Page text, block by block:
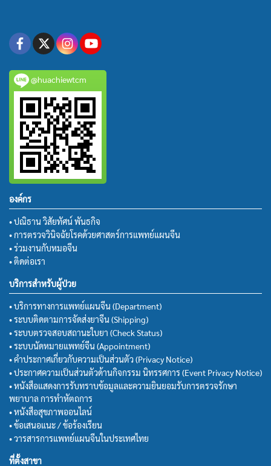
@huachiewtcm
องค์กร
• ปณิธาน วิสัยทัศน์ พันธกิจ
• การตรวจวินิจฉัยโรคด้วยศาสตร์การแพทย์แผนจีน
• ร่วมงานกับหมอจีน
• ติดต่อเรา
บริการสำหรับผู้ป่วย
• บริการทางการแพทย์แผนจีน (Department)
• ระบบติดตามการจัดส่งยาจีน (Shipping)
• ระบบตรวจสอบสถานะใบยา (Check Status)
• ระบบนัดหมายแพทย์จีน (Appointment)
• คำประกาศเกี่ยวกับความเป็นส่วนตัว (Privacy Notice)
• ประกาศความเป็นส่วนตัวด้านกิจกรรม นิทรรศการ (Event Privacy Notice)
• หนังสือแสดงการรับทราบข้อมูลและความยินยอมรับการตรวจรักษา
พยาบาล การทำหัตถการ
• หนังสือสุขภาพออนไลน์
• ข้อเสนอแนะ / ข้อร้องเรียน
• วารสารการแพทย์แผนจีนในประเทศไทย
ที่ตั้งสาขา